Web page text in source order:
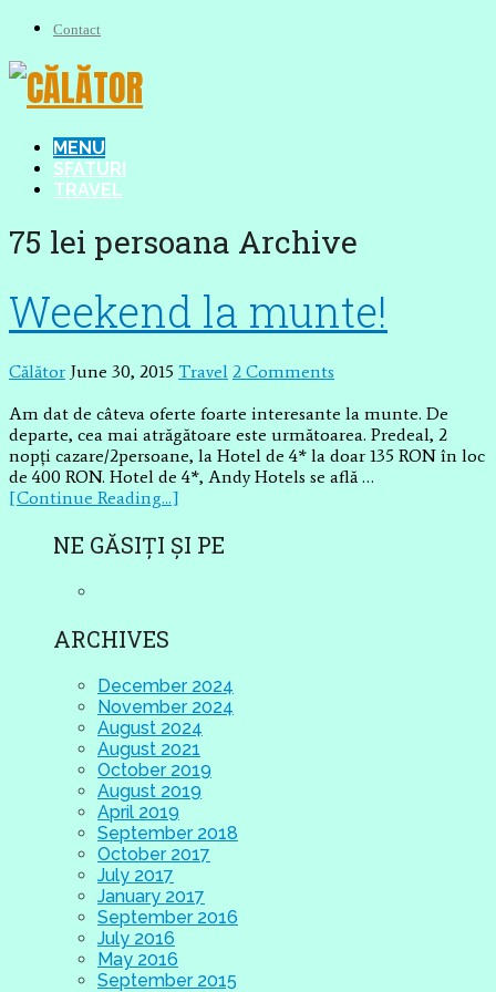
Contact
MENU
SFATURI
TRAVEL
75 lei persoana Archive
Weekend la munte!
Călător June 30, 2015 Travel 2 Comments
Am dat de câteva oferte foarte interesante la munte. De
departe, cea mai atrăgătoare este următoarea. Predeal, 2
nopți cazare/2persoane, la Hotel de 4* la doar 135 RON în loc
de 400 RON. Hotel de 4*, Andy Hotels se află …
[Continue Reading...]
NE GĂSIȚI ȘI PE
ARCHIVES
December 2024
November 2024
August 2024
August 2021
October 2019
August 2019
April 2019
September 2018
October 2017
July 2017
January 2017
September 2016
July 2016
May 2016
September 2015